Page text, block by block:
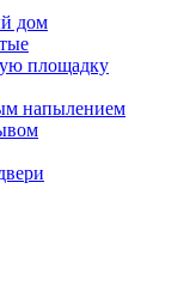
дом
площадку
напылением